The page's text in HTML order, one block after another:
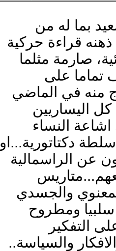
بما له من
قراءة حركية
صارمة مثلما
تماما على
منه في الماضي
اليساريين
النساء
سلطة دكتاتورية...او
عن الراسمالية
والجسدي
ومطروح
التفكير
والسياسة..